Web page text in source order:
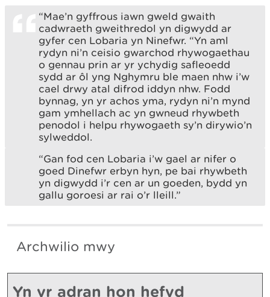
“Mae’n gyffrous iawn gweld gwaith
cadwraeth gweithredol yn digwydd ar
gyfer cen Lobaria yn Ninefwr. “Yn aml
rydyn ni’n ceisio gwarchod rhywogaethau
o gennau prin ar yr ychydig safleoedd
sydd ar ôl yng Nghymru ble maen nhw i’w
cael drwy atal difrod iddyn nhw. Fodd
bynnag, yn yr achos yma, rydyn ni’n mynd
gam ymhellach ac yn gwneud rhywbeth
penodol i helpu rhywogaeth sy’n dirywio’n
sylweddol.
“Gan fod cen Lobaria i’w gael ar nifer o
goed Dinefwr erbyn hyn, pe bai rhywbeth
yn digwydd i’r cen ar un goeden, bydd yn
gallu goroesi ar rai o’r lleill.”
Archwilio mwy
Yn yr adran hon hefyd